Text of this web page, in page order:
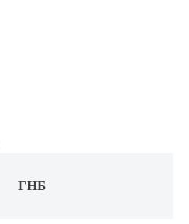
ГНБ